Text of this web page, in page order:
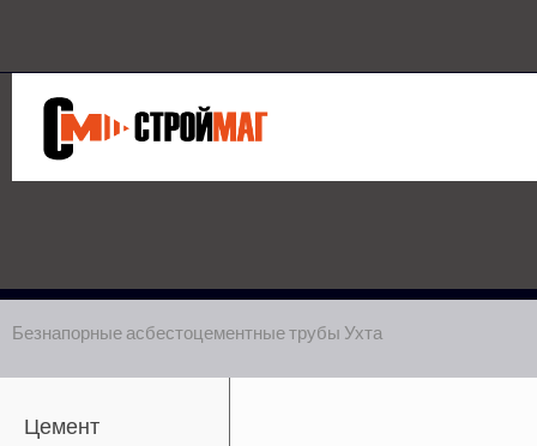
Безнапорные асбестоцементные трубы Ухта
Цемент